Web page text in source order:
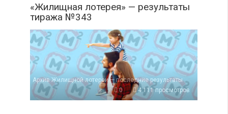
«Жилищная лотерея» — результаты
тиража №343
Архив Жилищной лотереи — последние результаты
0
4 111 просмотров